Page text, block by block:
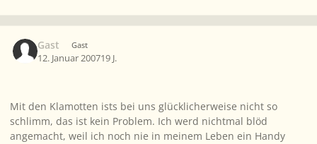
Gast Gast
12. Januar 200719 J.
Mit den Klamotten ists bei uns glücklicherweise nicht so
schlimm, das ist kein Problem. Ich werd nichtmal blöd
angemacht, weil ich noch nie in meinem Leben ein Handy